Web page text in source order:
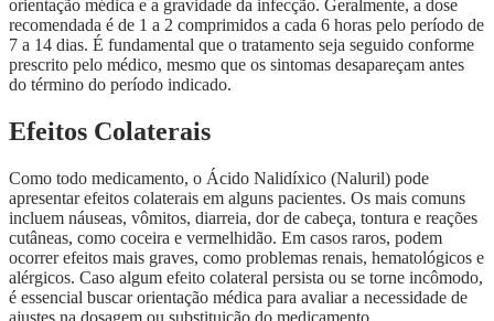
orientação médica e a gravidade da infecção. Geralmente, a dose
recomendada é de 1 a 2 comprimidos a cada 6 horas pelo período de
7 a 14 dias. É fundamental que o tratamento seja seguido conforme
prescrito pelo médico, mesmo que os sintomas desapareçam antes
do término do período indicado.
Efeitos Colaterais
Como todo medicamento, o Ácido Nalidíxico (Naluril) pode
apresentar efeitos colaterais em alguns pacientes. Os mais comuns
incluem náuseas, vômitos, diarreia, dor de cabeça, tontura e reações
cutâneas, como coceira e vermelhidão. Em casos raros, podem
ocorrer efeitos mais graves, como problemas renais, hematológicos e
alérgicos. Caso algum efeito colateral persista ou se torne incômodo,
é essencial buscar orientação médica para avaliar a necessidade de
ajustes na dosagem ou substituição do medicamento.